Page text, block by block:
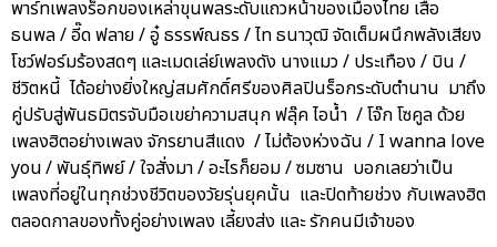
พาร์ทเพลงร็อกของเหล่าขุนพลระดับแถวหน้าของเมืองไทย เสือ
ธนพล / อี๊ด ฟลาย / อู๋ ธรรพ์ณธร / ไท ธนาวุฒิ จัดเต็มผนึกพลังเสียง
โชว์ฟอร์มร้องสดๆ และเมดเล่ย์เพลงดัง นางแมว / ประเทือง / บิน /
ชีวิตหนี้ ได้อย่างยิ่งใหญ่สมศักดิ์ศรีของศิลปินร็อกระดับตำนาน มาถึง
คู่ปรับสู่พันธมิตรจับมือเขย่าความสนุก ฟลุ๊ค ไอน้ำ / โจ๊ก โซคูล ด้วย
เพลงฮิตอย่างเพลง จักรยานสีแดง / ไม่ต้องห่วงฉัน / I wanna love
you / พันธุ์ทิพย์ / ใจสั่งมา / อะไรก็ยอม / ซมซาน บอกเลยว่าเป็น
เพลงที่อยู่ในทุกช่วงชีวิตของวัยรุ่นยุคนั้น และปิดท้ายช่วง กับเพลงฮิต
ตลอดกาลของทั้งคู่อย่างเพลง เลี้ยงส่ง และ รักคนมีเจ้าของ